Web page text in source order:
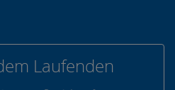
Laufenden